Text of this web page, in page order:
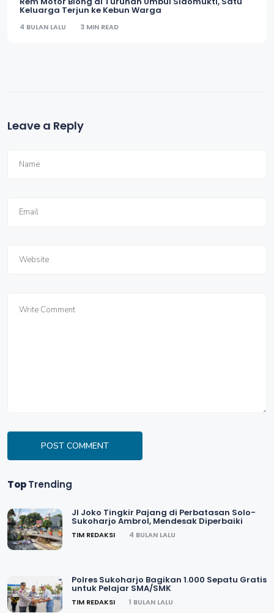
Keluarga Terjun ke Kebun Warga
4 BULAN LALU 3 MIN READ
Leave a Reply
POST COMMENT
TopTrending
Jl Joko Tingkir Pajang di Perbatasan Solo-
Sukoharjo Ambrol, Mendesak Diperbaiki
TIM REDAKSI 4 BULAN LALU
Polres Sukoharjo Bagikan 1.000 Sepatu Gratis
untuk Pelajar SMA/SMK
TIM REDAKSI 1 BULAN LALU